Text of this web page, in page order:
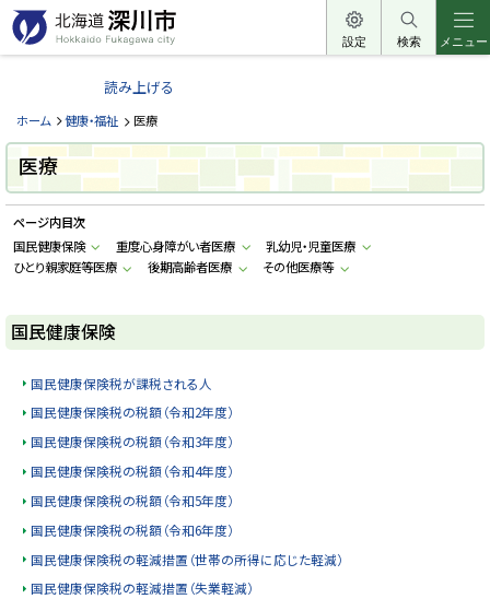
本
文
へ
ュ
へ
北
道
深
川
市
H
o
k
k
a
o
F
u
設定 検索 メニュー
読み上げる
ホーム 健康・福祉 医療
医療
ページ内目次
国民健康保険
重度心身障がい者医療
乳幼児・児童医療
ひとり親家庭等医療
後期高齢者医療 その他医療等
国民健康保険
国民健康保険税が課税される人
国民健康保険税の税額（令和2年度）
国民健康保険税の税額（令和3年度）
国民健康保険税の税額（令和4年度）
国民健康保険税の税額（令和5年度）
国民健康保険税の税額（令和6年度）
国民健康保険税の軽減措置（世帯の所得に応じた軽減）
国民健康保険税の軽減措置（失業軽減）